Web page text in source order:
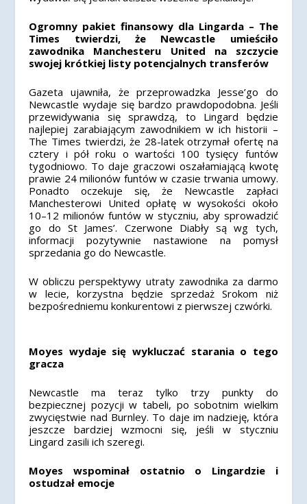
Ogromny pakiet finansowy dla Lingarda – The
Times twierdzi, że Newcastle umieściło
zawodnika Manchesteru United na szczycie
swojej krótkiej listy potencjalnych transferów
Gazeta ujawniła, że przeprowadzka Jesse’go do
Newcastle wydaje się bardzo prawdopodobna. Jeśli
przewidywania się sprawdzą, to Lingard będzie
najlepiej zarabiającym zawodnikiem w ich historii –
The Times twierdzi, że 28-latek otrzymał ofertę na
cztery i pół roku o wartości 100 tysięcy funtów
tygodniowo. To daje graczowi oszałamiającą kwotę
prawie 24 milionów funtów w czasie trwania umowy.
Ponadto oczekuje się, że Newcastle zapłaci
Manchesterowi United opłatę w wysokości około
10–12 milionów funtów w styczniu, aby sprowadzić
go do St James’. Czerwone Diabły są wg tych,
informacji pozytywnie nastawione na pomysł
sprzedania go do Newcastle.
W obliczu perspektywy utraty zawodnika za darmo
w lecie, korzystna będzie sprzedaż Srokom niż
bezpośredniemu konkurentowi z pierwszej czwórki.
Moyes wydaje się wykluczać starania o tego
gracza
Newcastle ma teraz tylko trzy punkty do
bezpiecznej pozycji w tabeli, po sobotnim wielkim
zwycięstwie nad Burnley. To daje im nadzieję, która
jeszcze bardziej wzmocni się, jeśli w styczniu
Lingard zasili ich szeregi.
Moyes wspominał ostatnio o Lingardzie i
ostudzał emocje